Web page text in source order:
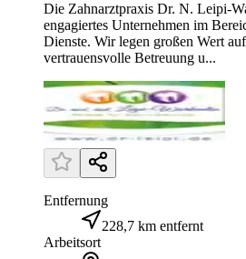
Die Zahnarztpraxis Dr. N. Leipi-
engagiertes Unternehmen im
Dienste. Wir legen großen Wert
vertrauensvolle Betreuung u...
Entfernung
228,7 km entfernt
Arbeitsort